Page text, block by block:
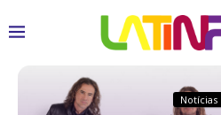
Notícias